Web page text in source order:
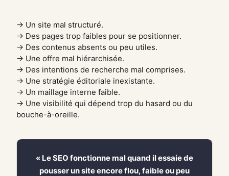
→ Un site mal structuré.
→ Des pages trop faibles pour se positionner.
→ Des contenus absents ou peu utiles.
→ Une offre mal hiérarchisée.
→ Des intentions de recherche mal comprises.
→ Une stratégie éditoriale inexistante.
→ Un maillage interne faible.
→ Une visibilité qui dépend trop du hasard ou du
bouche-à-oreille.
« Le SEO fonctionne mal quand il essaie de
pousser un site encore flou, faible ou peu